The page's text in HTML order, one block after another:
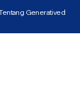
Generatived